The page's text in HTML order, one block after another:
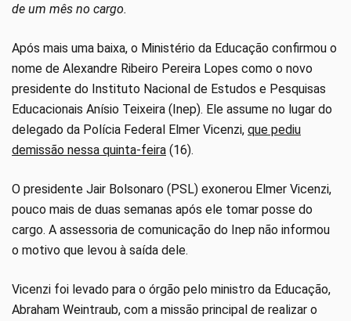
de um mês no cargo.
Após mais uma baixa, o Ministério da Educação confirmou o
nome de Alexandre Ribeiro Pereira Lopes como o novo
presidente do Instituto Nacional de Estudos e Pesquisas
Educacionais Anísio Teixeira (Inep). Ele assume no lugar do
delegado da Polícia Federal Elmer Vicenzi, que pediu
demissão nessa quinta-feira (16).
O presidente Jair Bolsonaro (PSL) exonerou Elmer Vicenzi,
pouco mais de duas semanas após ele tomar posse do
cargo. A assessoria de comunicação do Inep não informou
o motivo que levou à saída dele.
Vicenzi foi levado para o órgão pelo ministro da Educação,
Abraham Weintraub, com a missão principal de realizar o